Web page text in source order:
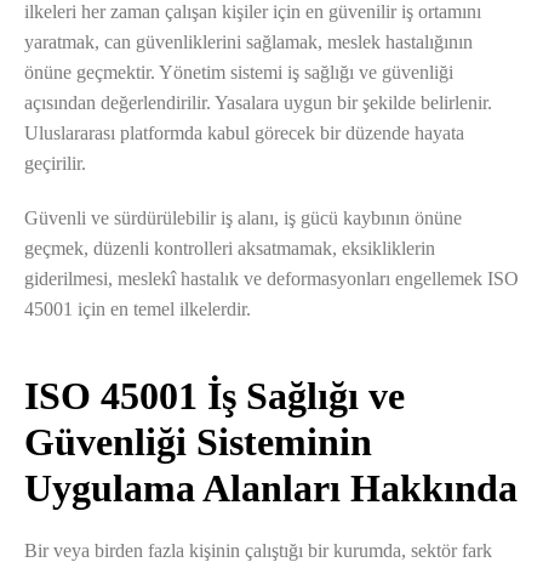
ilkeleri her zaman çalışan kişiler için en güvenilir iş ortamını
yaratmak, can güvenliklerini sağlamak, meslek hastalığının
önüne geçmektir. Yönetim sistemi iş sağlığı ve güvenliği
açısından değerlendirilir. Yasalara uygun bir şekilde belirlenir.
Uluslararası platformda kabul görecek bir düzende hayata
geçirilir.
Güvenli ve sürdürülebilir iş alanı, iş gücü kaybının önüne
geçmek, düzenli kontrolleri aksatmamak, eksikliklerin
giderilmesi, meslekî hastalık ve deformasyonları engellemek ISO
45001 için en temel ilkelerdir.
ISO 45001 İş Sağlığı ve
Güvenliği Sisteminin
Uygulama Alanları Hakkında
Bir veya birden fazla kişinin çalıştığı bir kurumda, sektör fark